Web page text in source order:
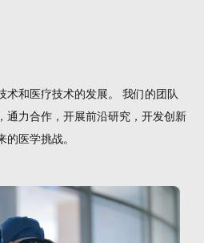
术和医疗技术的发展。 我们的团队
通力合作，开展前沿研究，开发创新
医学挑战。